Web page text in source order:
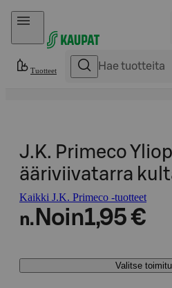
Hyppää sisältöön
Tuotteet
J.K. Primeco
ääriviivatarra
Kaikki J.K. Primeco -tuotteet
n. Noin1,95 €
Valitse